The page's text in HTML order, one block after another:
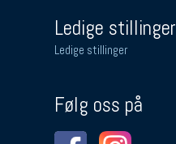
Ledige stillinger
Ledige stillinger
Følg oss på